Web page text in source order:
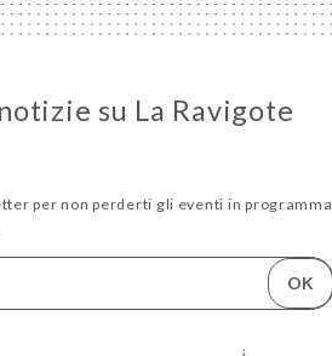
su La Ravigote
per non perderti gli eventi in programma
OK